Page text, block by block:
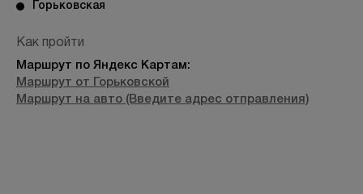
ул. Петровка, 26, стр. 3
ПРОЙТИ ТЕСТ
Горьковская
Как пройти
Маршрут по Яндекс Картам:
Маршрут от Горьковской
Маршрут на авто (Введите адрес отправления)